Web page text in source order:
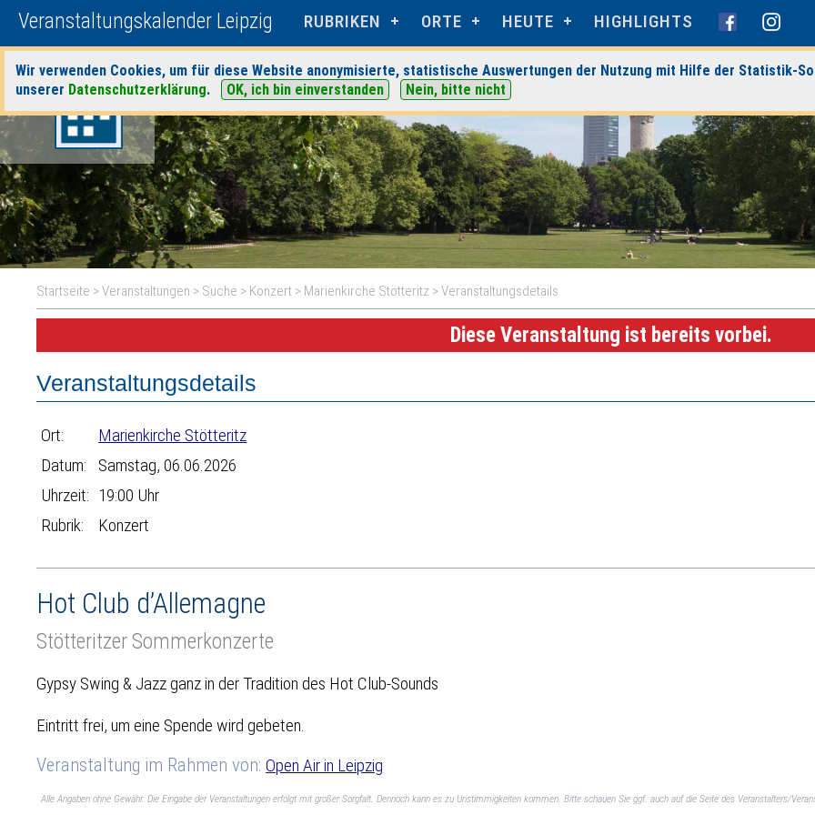
Veranstaltungskalender Leipzig RUBRIKEN ORTE HEUTE HIGHLIGHTS
Wir verwenden Cookies, um für diese Website anonymisierte, statistische Auswertungen der Nutzung mit Hilfe der Statistik-
unserer Datenschutzerklärung. OK, ich bin einverstanden Nein, bitte nicht
Startseite >Veranstaltungen > Suche > Konzert > Marienkirche Stötteritz > Veranstaltungsdetails
Diese Veranstaltung ist bereits vorbei.
Veranstaltungsdetails
Ort:
Marienkirche Stötteritz
Datum:
Samstag, 06.06.2026
Uhrzeit: 19:00 Uhr
Rubrik:
Konzert
Hot Club d’Allemagne
Stötteritzer Sommerkonzerte
Gypsy Swing & Jazz ganz in der Tradition des Hot Club-Sounds
Eintritt frei, um eine Spende wird gebeten.
Veranstaltung im Rahmen von:Open Air in Leipzig
Alle Angaben ohne Gewähr. Die Eingabe der Veranstaltungen erfolgt mit großer Sorgfalt. Dennoch kann es zu Unstimmigkeiten kommen. Bitte schauen Sie ggf. auch auf die Seite des Veranstalters/